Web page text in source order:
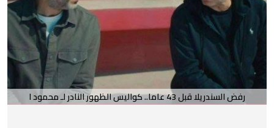
رفض السندريلا قبل 43 عاما.. كواليس الظهور النادر لـ محمود ا